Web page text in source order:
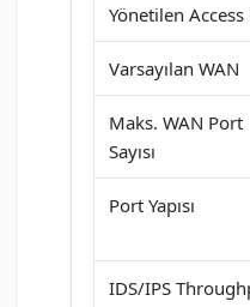
Yönetilen
Varsayılan WAN
Maks. WAN Port
Sayısı
Port Yapısı
IDS/IPS